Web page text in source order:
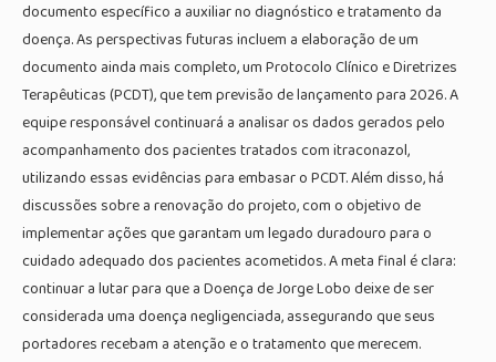
documento específico a auxiliar no diagnóstico e tratamento da
doença. As perspectivas futuras incluem a elaboração de um
documento ainda mais completo, um Protocolo Clínico e Diretrizes
Terapêuticas (PCDT), que tem previsão de lançamento para 2026. A
equipe responsável continuará a analisar os dados gerados pelo
acompanhamento dos pacientes tratados com itraconazol,
utilizando essas evidências para embasar o PCDT. Além disso, há
discussões sobre a renovação do projeto, com o objetivo de
implementar ações que garantam um legado duradouro para o
cuidado adequado dos pacientes acometidos. A meta final é clara:
continuar a lutar para que a Doença de Jorge Lobo deixe de ser
considerada uma doença negligenciada, assegurando que seus
portadores recebam a atenção e o tratamento que merecem.